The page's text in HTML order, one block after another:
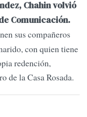
Chahin volvió
Comunicación.
sus compañeros
con quien tiene
redención,
de la Casa Rosada.